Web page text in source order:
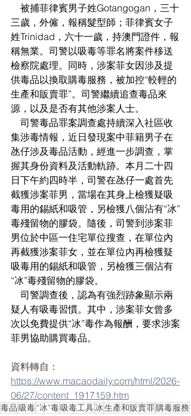
被捕菲律賓男子姓Gotangogan，三十
三歲，外僱，報稱髮型師；菲律賓女子
姓Trinidad，六十一歲，持澳門證件，報
稱無業。司警以吸毒等罪名將案件移送
檢察院處理。同時，涉案菲女因涉及提
供毒品以換取購毒服務，被加控“較輕的
生產和販賣罪”。司警繼續追查毒品來
源，以及是否有其他涉案人士。
司警毒品罪案調查處持續深入社區收
集涉毒情報，近日發現案中菲籍男子在
氹仔涉及毒品活動，經進一步調查，掌
握其身份資料及活動軌跡。本月二十四
日下午約四時半，司警在氹仔一處首先
截獲涉案菲男，當場在其身上檢獲疑吸
毒用的錫紙和吸管，另檢獲八個沾有“冰”
毒殘留物的膠袋。隨後，司警到涉案菲
男位於中區一住宅單位搜查，在單位內
再截獲涉案菲女，並在單位內再檢獲疑
吸毒用的錫紙和吸管，另檢獲三個沾有
“冰”毒殘留物的膠袋。
司警調查後，認為有強烈跡象顯示兩
疑人有吸毒習慣。其中，涉案菲女曾多
次以免費提供“冰”毒作為報酬，要求涉案
菲男協助購買毒品。
資料轉自：
https://www.macaodaily.com/html/2026-
06/27/content_1917159.htm
毒品吸毒“冰”毒吸毒工具冰生產和販賣罪購毒服務